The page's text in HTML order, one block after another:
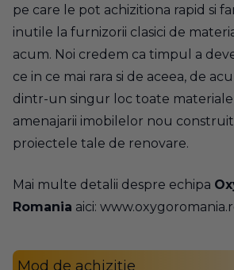
pe care le pot achizitiona rapid si
inutile la furnizorii clasici de
acum. Noi credem ca timpul a
ce in ce mai rara si de aceea, de
dintr-un singur loc toate
amenajarii imobilelor nou
proiectele tale de renovare.
Mai multe detalii despre echipa
Romania aici:
Mod de achizitie